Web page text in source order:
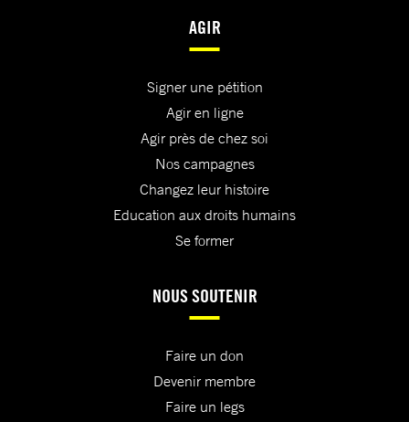
AGIR
Signer une pétition
Agir en ligne
Agir près de chez soi
Nos campagnes
Changez leur histoire
Education aux droits humains
Se former
NOUS SOUTENIR
Faire un don
Devenir membre
Faire un legs